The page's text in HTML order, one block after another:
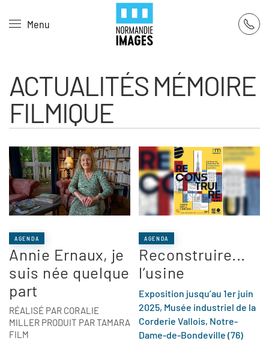
Skip to main content
Menu
ACTUALITÉS MÉMOIRE
FILMIQUE
AGENDA
Annie Ernaux, je
suis née quelque
part
RÉALISÉ PAR CORALIE
MILLER PRODUIT PAR TAMARA
FILM
AGENDA
Reconstruire...
l’usine
Exposition jusqu’au 1er juin
2025, Musée industriel de la
Corderie Vallois, Notre-
Dame-de-Bondeville (76)
Panneau de gestion des cookies